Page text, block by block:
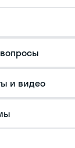
времени.
точно
на
и видео